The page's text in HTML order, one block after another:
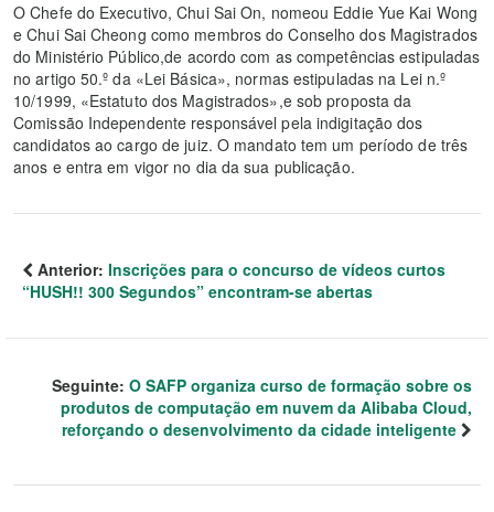
O Chefe do Executivo, Chui Sai On, nomeou Eddie Yue Kai Wong
e Chui Sai Cheong como membros do Conselho dos Magistrados
do Ministério Público,de acordo com as competências estipuladas
no artigo 50.º da «Lei Básica», normas estipuladas na Lei n.º
10/1999, «Estatuto dos Magistrados»,e sob proposta da
Comissão Independente responsável pela indigitação dos
candidatos ao cargo de juiz. O mandato tem um período de três
anos e entra em vigor no dia da sua publicação.
Anterior: Inscrições para o concurso de vídeos curtos
“HUSH!! 300 Segundos” encontram-se abertas
Seguinte: O SAFP organiza curso de formação sobre os
produtos de computação em nuvem da Alibaba Cloud,
reforçando o desenvolvimento da cidade inteligente